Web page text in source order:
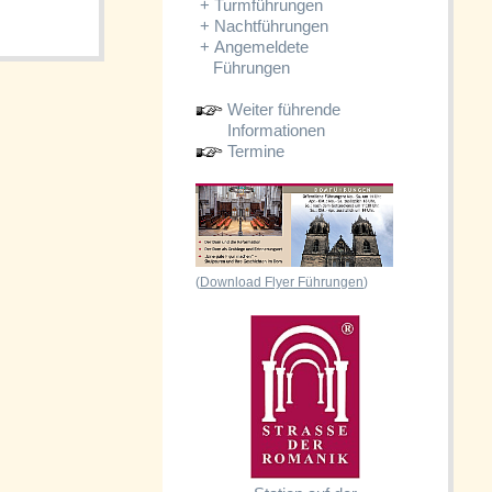
+ Turmführungen
+ Nachtführungen
+ Angemeldete
Führungen
Weiter führende
Informationen
Termine
(Download Flyer Führungen)